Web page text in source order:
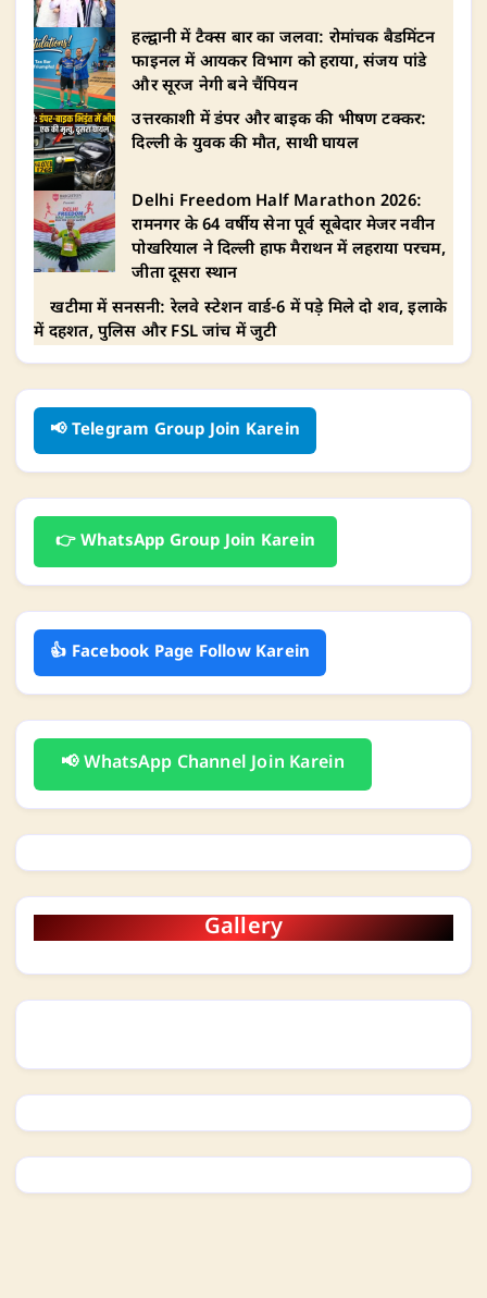
हल्द्वानी में टैक्स बार का जलवा: रोमांचक बैडमिंटन
फाइनल में आयकर विभाग को हराया, संजय पांडे
और सूरज नेगी बने चैंपियन
उत्तरकाशी में डंपर और बाइक की भीषण टक्कर:
दिल्ली के युवक की मौत, साथी घायल
Delhi Freedom Half Marathon 2026:
रामनगर के 64 वर्षीय सेना पूर्व सूबेदार मेजर नवीन
पोखरियाल ने दिल्ली हाफ मैराथन में लहराया परचम,
जीता दूसरा स्थान
खटीमा में सनसनी: रेलवे स्टेशन वार्ड-6 में पड़े मिले दो शव, इलाके
में दहशत, पुलिस और FSL जांच में जुटी
📢 Telegram Group Join Karein
👉 WhatsApp Group Join Karein
👍 Facebook Page Follow Karein
📢 WhatsApp Channel Join Karein
Gallery